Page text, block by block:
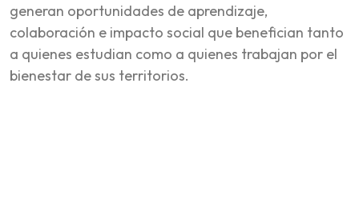
generan oportunidades de aprendizaje,
colaboración e impacto social que benefician tanto
a quienes estudian como a quienes trabajan por el
bienestar de sus territorios.